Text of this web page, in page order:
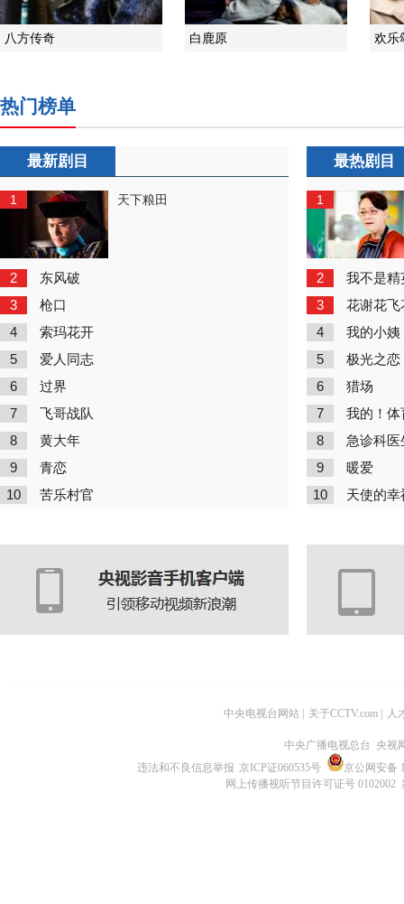
八方传奇 白鹿原 欢乐
热门榜单
最新剧目
1 天下粮田
2 东风破
3 枪口
4 索玛花开
5 爱人同志
6 过界
7 飞哥战队
8 黄大年
9 青恋
10 苦乐村官
最热剧目
1
2 我不是精
3 花谢花飞
4 我的小姨
5 极光之恋
6 猎场
7 我的！体
8 急诊科医
9 暖爱
10 天使的幸
中央电视台网站 关于CCTV.com 人
中央广播电视总台 央视
违法和不良信息举报 京ICP证060535号
京公网安备
网上传播视听节目许可证号 0102002